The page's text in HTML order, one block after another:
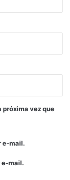
próxima vez que
e-mail.
e-mail.